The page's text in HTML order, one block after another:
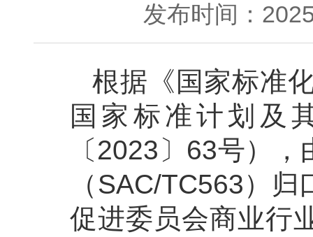
发布时间：
根据《国家标准
国家标准计划及
〔2023〕63号）
（SAC/TC563）
促进委员会商业行